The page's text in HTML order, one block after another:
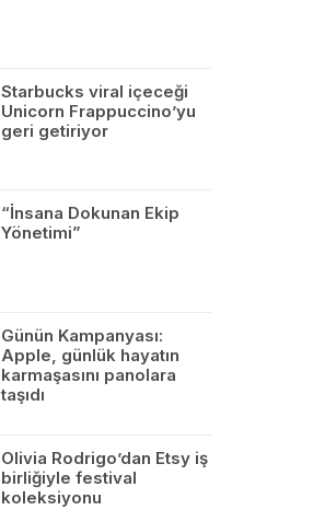
Starbucks viral içeceği
Unicorn Frappuccino’yu
geri getiriyor
“İnsana Dokunan Ekip
Yönetimi”
Günün Kampanyası:
Apple, günlük hayatın
karmaşasını panolara
taşıdı
Olivia Rodrigo’dan Etsy iş
birliğiyle festival
koleksiyonu